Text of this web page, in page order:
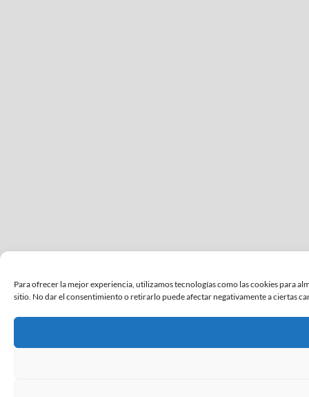
Para ofrecer la mejor experiencia, utilizamos tecnologías como las cookies para
sitio. No dar el consentimiento o retirarlo puede afectar negativamente a ciertas